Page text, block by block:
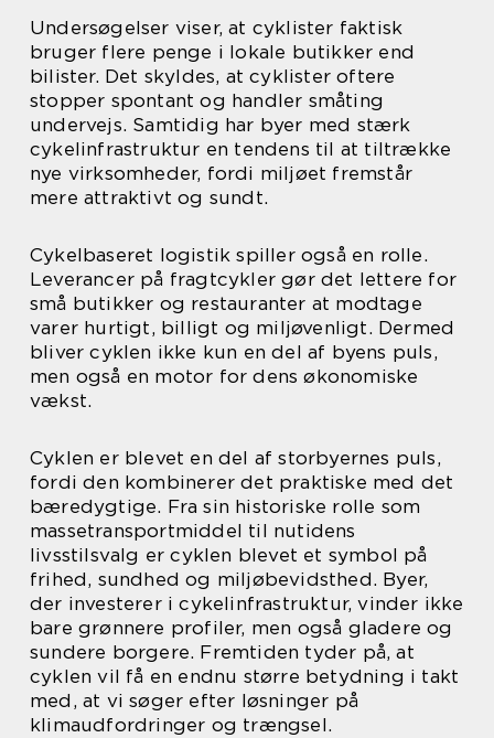
Undersøgelser viser, at cyklister faktisk
bruger flere penge i lokale butikker end
bilister. Det skyldes, at cyklister oftere
stopper spontant og handler småting
undervejs. Samtidig har byer med stærk
cykelinfrastruktur en tendens til at tiltrække
nye virksomheder, fordi miljøet fremstår
mere attraktivt og sundt.
Cykelbaseret logistik spiller også en rolle.
Leverancer på fragtcykler gør det lettere for
små butikker og restauranter at modtage
varer hurtigt, billigt og miljøvenligt. Dermed
bliver cyklen ikke kun en del af byens puls,
men også en motor for dens økonomiske
vækst.
Cyklen er blevet en del af storbyernes puls,
fordi den kombinerer det praktiske med det
bæredygtige. Fra sin historiske rolle som
masse­transportmiddel til nutidens
livsstilsvalg er cyklen blevet et symbol på
frihed, sundhed og miljøbevidsthed. Byer,
der investerer i cykelinfrastruktur, vinder ikke
bare grønnere profiler, men også gladere og
sundere borgere. Fremtiden tyder på, at
cyklen vil få en endnu større betydning i takt
med, at vi søger efter løsninger på
klimaudfordringer og trængsel.